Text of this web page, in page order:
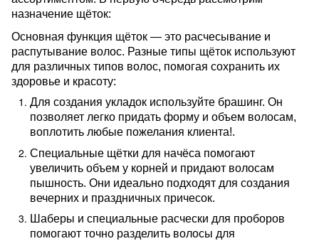
назначение щёток:
Основная функция щёток — это расчесывание и
распутывание волос. Разные типы щёток используют
для различных типов волос, помогая сохранить их
здоровье и красоту:
Для создания укладок используйте брашинг. Он
позволяет легко придать форму и объем волосам,
воплотить любые пожелания клиента!.
Специальные щётки для начёса помогают
увеличить объем у корней и придают волосам
пышность. Они идеально подходят для создания
вечерних и праздничных причесок.
Шаберы и специальные расчески для проборов
помогают точно разделить волосы для